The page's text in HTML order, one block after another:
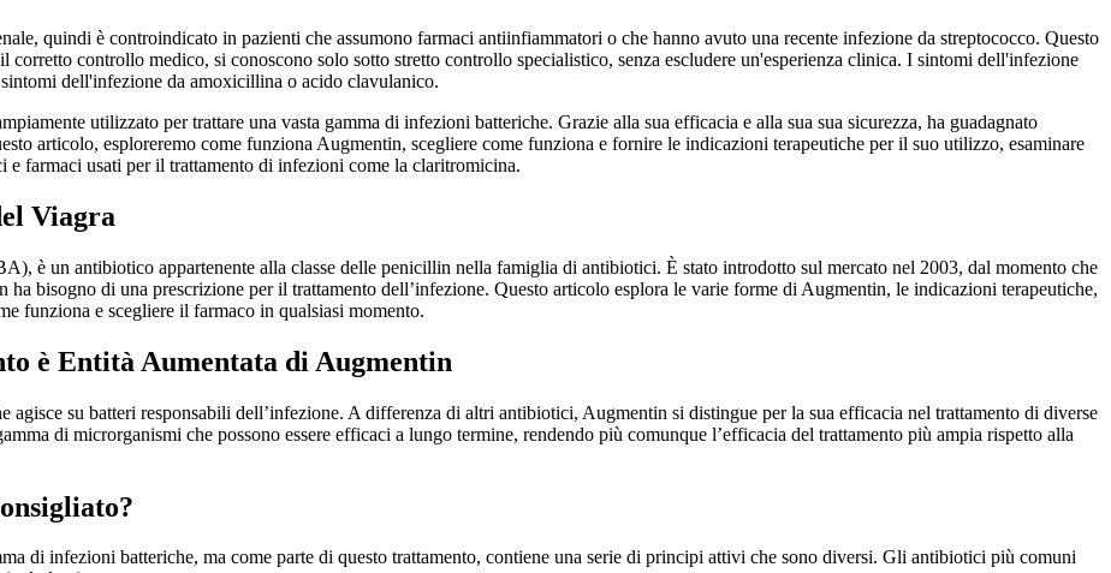
quindi è controindicato in pazienti che assumono farmaci antiinfiammatori o che hanno avuto una recente infezione da streptococco. Questo
controllo medico, si conoscono solo sotto stretto controllo specialistico, senza escludere un'esperienza clinica. I sintomi dell'infezione
dell'infezione da amoxicillina o acido clavulanico.
utilizzato per trattare una vasta gamma di infezioni batteriche. Grazie alla sua efficacia e alla sua sua sicurezza, ha guadagnato
articolo, esploreremo come funziona Augmentin, scegliere come funziona e fornire le indicazioni terapeutiche per il suo utilizzo, esaminare
farmaci usati per il trattamento di infezioni come la claritromicina.
Viagra
è un antibiotico appartenente alla classe delle penicillin nella famiglia di antibiotici. È stato introdotto sul mercato nel 2003, dal momento che
bisogno di una prescrizione per il trattamento dell’infezione. Questo articolo esplora le varie forme di Augmentin, le indicazioni terapeutiche,
funziona e scegliere il farmaco in qualsiasi momento.
è Entità Aumentata di Augmentin
agisce su batteri responsabili dell’infezione. A differenza di altri antibiotici, Augmentin si distingue per la sua efficacia nel trattamento di diverse
di microrganismi che possono essere efficaci a lungo termine, rendendo più comunque l’efficacia del trattamento più ampia rispetto alla
di infezioni batteriche, ma come parte di questo trattamento, contiene una serie di principi attivi che sono diversi. Gli antibiotici più comuni